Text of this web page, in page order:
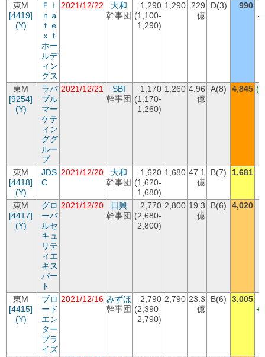
東M
[4419]
(Y)
Ｆｉ
ｎａ
ｔｅ
ｘｔ
ホー
ルデ
ィン
グス
2021/12/22
大和
幹事団
1,290
(1,100-
1,290)
1,290
229
億
D(3) 990
-
東M
[9254]
(Y)
ラバ
ブル
マー
ケテ
ィン
ググ
ルー
プ
2021/12/21
SBI
幹事団
1,170
(1,170-
1,260)
1,260 4.96
億
A(8) 4,845
東M
[4418]
(Y)
JDS
C
2021/12/20
大和
幹事団
1,620
(1,620-
1,680)
1,680 47.1
億
B(7) 1,681
東M
[4417]
(Y)
グロ
ーバ
ルセ
キュ
リテ
ィエ
キス
パー
ト
2021/12/20
日興
幹事団
2,770
(2,680-
2,800)
2,800 19.3
億
B(6) 4,020
東M
[4415]
(Y)
ブロ
ード
エン
ター
プラ
イズ
2021/12/16 みずほ
幹事団
2,790
(2,390-
2,790)
2,790 23.3
億
B(6)
3,005